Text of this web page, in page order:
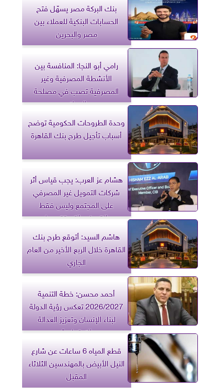
بنك البركة مصر يسهّل فتح
الحسابات البنكية للعملاء بين
مصر والبحرين
رامي أبو النجا: المنافسة بين
الأنشطة المصرفية وغير
المصرفية تصب في مصلحة
العملاء
وحدة الطروحات الحكومية توضح
أسباب تأجيل طرح بنك القاهرة
هشام عز العرب: يجب قياس أثر
شركات التمويل غير المصرفي
على المجتمع وليس فقط
القروض التي تقدمها
هاشم السيد: أتوقع طرح بنك
القاهرة خلال الربع الأخير من العام
الجاري
أحمد محسن: خطة التنمية
2026/2027 تعكس رؤية الدولة
لبناء الإنسان وتعزيز العدالة
الاجتماعية
قطع المياه 6 ساعات عن شارع
النيل الأبيض بالمهندسين الثلاثاء
المقبل